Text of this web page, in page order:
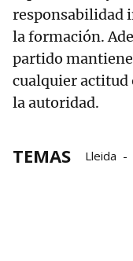
responsabilidad
la formación.
partido mantiene
cualquier actitud
la autoridad.
TEMAS Lleida